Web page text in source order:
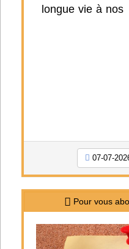
longue vie à nos
07-07-
Pour vous